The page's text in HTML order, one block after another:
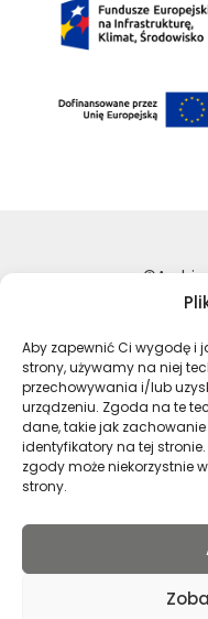
Aby zapewnić Ci wygodę i
strony, używamy na niej
przechowywania i/lub
urządzeniu. Zgoda na te
dane, takie jak
identyfikatory na tej
zgody może niekorzystnie
strony.
Mapa